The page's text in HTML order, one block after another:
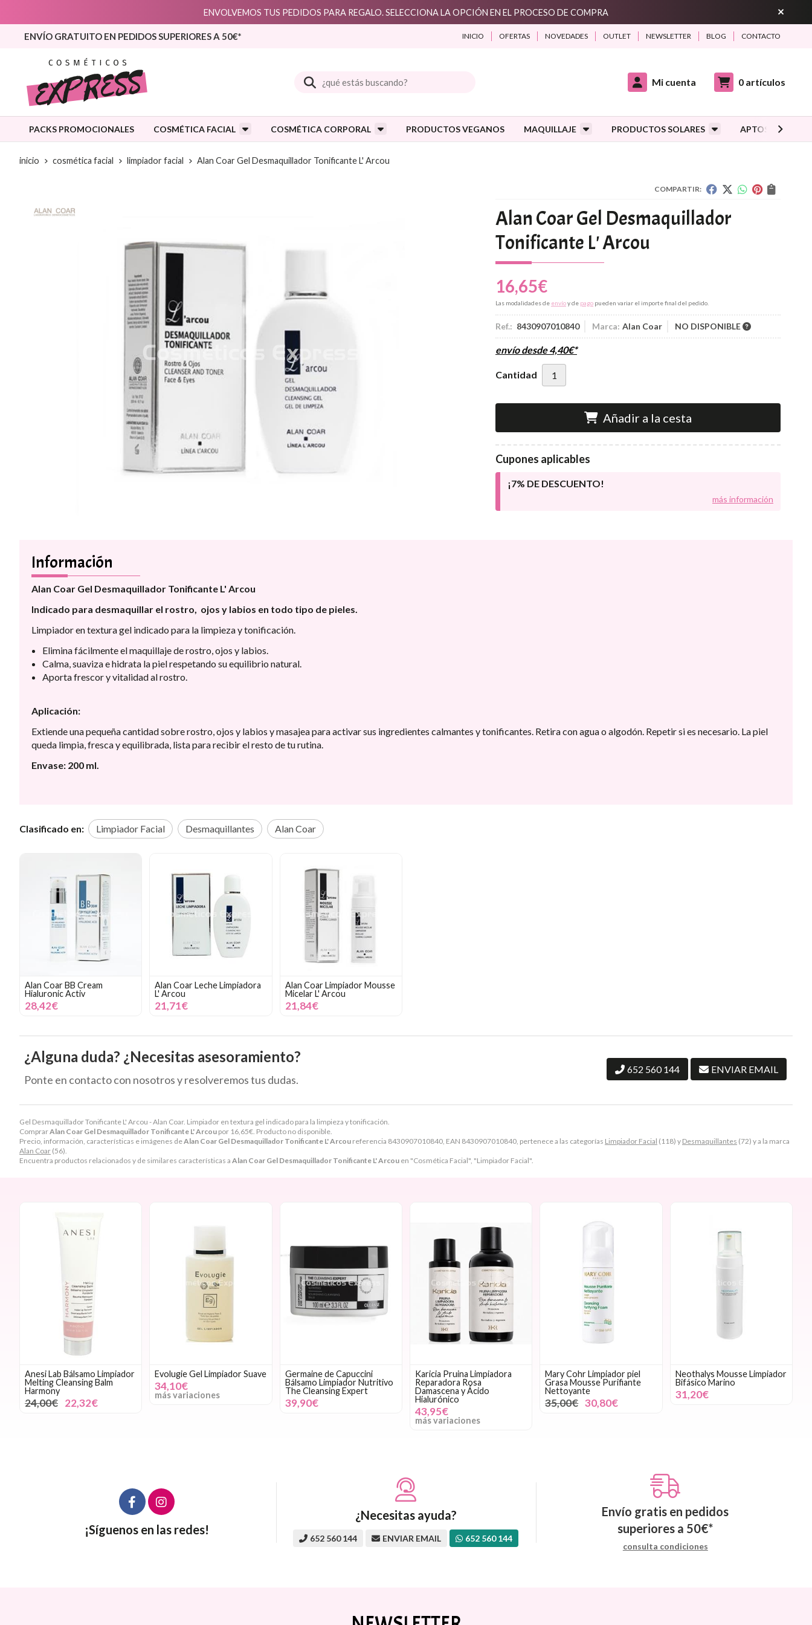
ENVOLVEMOS TUS PEDIDOS PARA REGALO. SELECCIONA LA OPCIÓN EN EL PROCESO DE COMPRA
ENVÍO GRATUITO EN PEDIDOS SUPERIORES A 50€* INICIO OFERTAS NOVEDADES OUTLET NEWSLETTER BLOG CONTACTO
Buscar Mi cuenta 0 artículos
PACKS PROMOCIONALES COSMÉTICA FACIAL COSMÉTICA CORPORAL PRODUCTOS VEGANOS MAQUILLAJE PRODUCTOS SOLARES APTOS
inicio cosmética facial limpiador facial Alan Coar Gel Desmaquillador Tonificante L' Arcou
COMPARTIR:
Alan Coar Gel Desmaquillador
Tonificante L' Arcou
16,65€
Las modalidades de envíoy de pago pueden variar el importe final del pedido.
Ref.: 8430907010840 Marca: Alan Coar NO DISPONIBLE
envío desde4,40€*
Cantidad
Añadir a la cesta
Cupones aplicables
¡7% DE DESCUENTO!
más información
Gel Desmaquillador Tonificante L' Arcou - Alan Coar. Limpiador en textura gel indicado para la limpieza y tonificación.
ComprarAlan Coar Gel Desmaquillador Tonificante L' Arcou por 16,65€ . Producto no disponible.
Precio, información, características e imágenes deAlan Coar Gel Desmaquillador Tonificante L' Arcou referencia 8430907010840, EAN 8430907010840, pertenece a las categorías Limpiador Facial (118) y Desmaquillantes (72) y a la marca
Alan Coar (56).
Encuentra productos relacionados y de similares características a Alan Coar Gel Desmaquillador Tonificante L' Arcou en "Cosmética Facial", "Limpiador Facial".
Información
Alan Coar Gel Desmaquillador Tonificante L' Arcou
Indicado para desmaquillar el rostro, ojos y labios en todo tipo de pieles.
Limpiador en textura gel indicado para la limpieza y tonificación.
Elimina fácilmente el maquillaje de rostro, ojos y labios.
Calma, suaviza e hidrata la piel respetando su equilibrio natural.
Aporta frescor y vitalidad al rostro.
Aplicación:
Extiende una pequeña cantidad sobre rostro, ojos y labios y masajea para activar sus ingredientes calmantes y tonificantes. Retira con agua o algodón. Repetir si es necesario. La piel
queda limpia, fresca y equilibrada, lista para recibir el resto de tu rutina.
Envase: 200 ml.
Clasificado en: Limpiador Facial Desmaquillantes Alan Coar
Alan Coar BB Cream
Hialuronic Activ
28,42€
Alan Coar Leche Limpiadora
L' Arcou
21,71€
Alan Coar Limpiador Mousse
Micelar L' Arcou
21,84€
¿Alguna duda? ¿Necesitas asesoramiento?
Ponte en contacto con nosotros y resolveremos tus dudas.
652 560 144 ENVIAR EMAIL
Anesi Lab Bálsamo Limpiador
Melting Cleansing Balm
Harmony
24,00€ 22,32€
Evolugie Gel Limpiador Suave
34,10€
más variaciones
Germaine de Capuccini
Bálsamo Limpiador Nutritivo
The Cleansing Expert
39,90€
Karicia Pruina Limpiadora
Reparadora Rosa
Damascena y Ácido
Hialurónico
43,95€
más variaciones
Mary Cohr Limpiador piel
Grasa Mousse Purifiante
Nettoyante
35,00€ 30,80€
Neothalys Mousse Limpiador
Bifásico Marino
31,20€
¡Síguenos en las redes!
¿Necesitas ayuda?
652 560 144 ENVIAR EMAIL 652 560 144
Envío gratis en pedidos
superiores a 50€*
consulta condiciones